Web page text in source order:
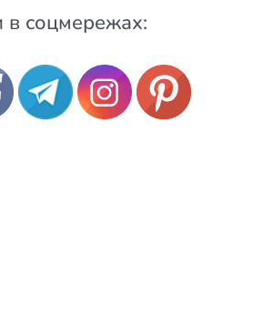
в соцмережах: